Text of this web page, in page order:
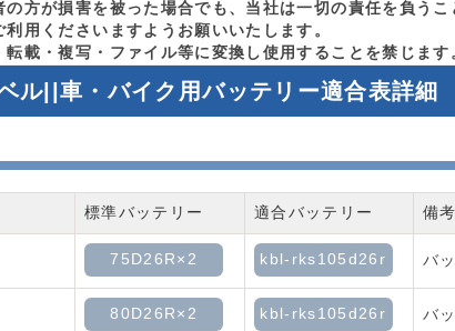
方が損害を被った場合でも、当社は一切の責任を負うこ
用くださいますようお願いいたします。
載・複写・ファイル等に変換し使用することを禁じます
ル||車・バイク用バッテリー適合表詳細
標準バッテリー 適合バッテリー 備考
75D26R×2 kbl-rks105d26r バ
80D26R×2 kbl-rks105d26r バ